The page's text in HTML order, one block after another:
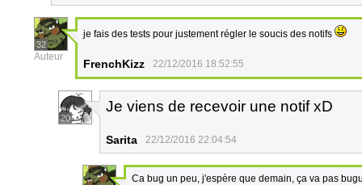
32
Auteur
je fais des tests pour justement régler le soucis des notifs
FrenchKizz 22/12/2016 18:52:55
20
Je viens de recevoir une notif xD
Sarita 22/12/2016 22:04:54
Ca bug un peu, j'espère que demain, ça va pas